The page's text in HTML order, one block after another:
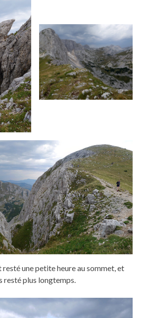
une petite heure au sommet, et
resté plus longtemps.